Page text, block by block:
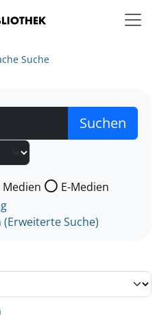
Suche
nach der Sie suchen wollen.
Medien
E-Medien
Suche)